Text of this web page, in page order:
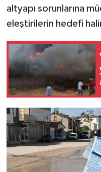
altyapı sorunlarına
eleştirilerin hedefi